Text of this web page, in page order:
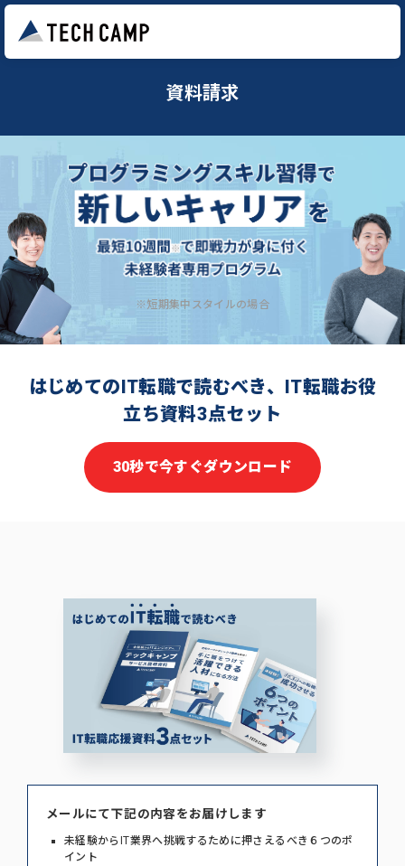
資料請求
※短期集中スタイルの場合
はじめてのIT転職で読むべき、IT転職お役
立ち資料3点セット
30秒で今すぐダウンロード
メールにて下記の内容をお届けします
未経験からIT業界へ挑戦するために押さえるべき６つのポ
イント